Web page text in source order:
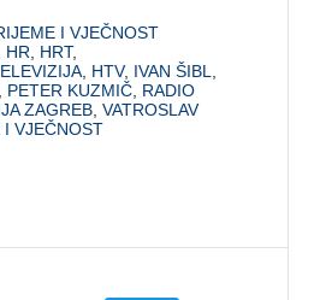
I VJEČNOST
HR HRT,
HTV, IVAN ŠIBL
PETER KUZMIČ RADIO
ZAGREB ,VATROSLAV
I VJEČNOST